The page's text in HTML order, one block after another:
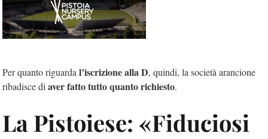
Per quanto riguarda l’iscrizione alla D, quindi, la società arancione
ribadisce di aver fatto tutto quanto richiesto.
La Pistoiese: «Fiduciosi